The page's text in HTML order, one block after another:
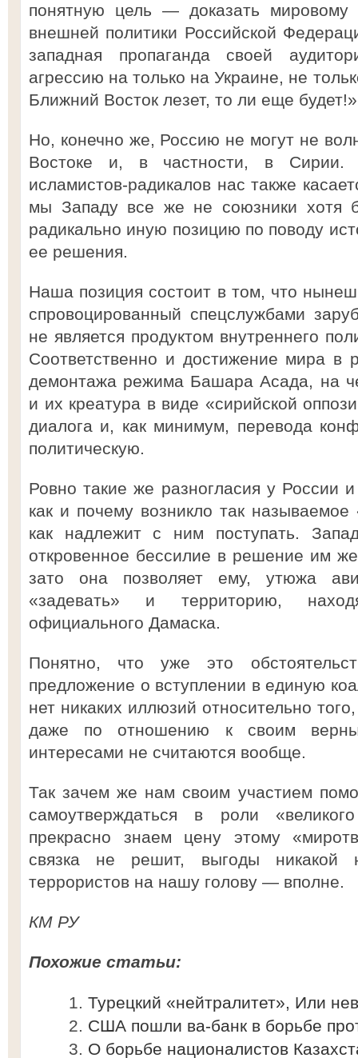
понятную цель — доказать мировому
внешней политики Российской
западная пропаганда своей
агрессию на только на Украине, не
Ближний Восток лезет, то ли еще
Но, конечно же, Россию не могут не
Востоке и, в частности, в
исламистов-радикалов нас также
мы Западу все же не союзники хотя
радикально иную позицию по поводу
ее решения.
Наша позиция состоит в том, что
спровоцированный спецслужбами
не является продуктом внутреннего
Соответственно и достижение мира в
демонтажа режима Башара Асада, на
и их креатура в виде «сирийской
диалога и, как минимум, перевода
политическую.
Ровно такие же разногласия у России
как и почему возникло так называемое
как надлежит с ним поступать.
откровенное бессилие в решение им
зато она позволяет ему, утюжа
«задевать» и территорию,
официального Дамаска.
Понятно, что уже это
предложение о вступлении в единую
нет никаких иллюзий относительно
даже по отношению к своим
интересами не считаются вообще.
Так зачем же нам своим участием
самоутверждаться в роли
прекрасно знаем цену этому
связка не решит, выгоды
террористов на нашу голову — вполне.
КМ РУ
Похожие статьи:
Турецкий «нейтралитет», Или
США пошли ва-банк в борьбе
О борьбе националистов